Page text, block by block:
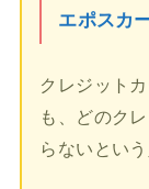
エポスカ
クレジット
も、どのク
らないとい